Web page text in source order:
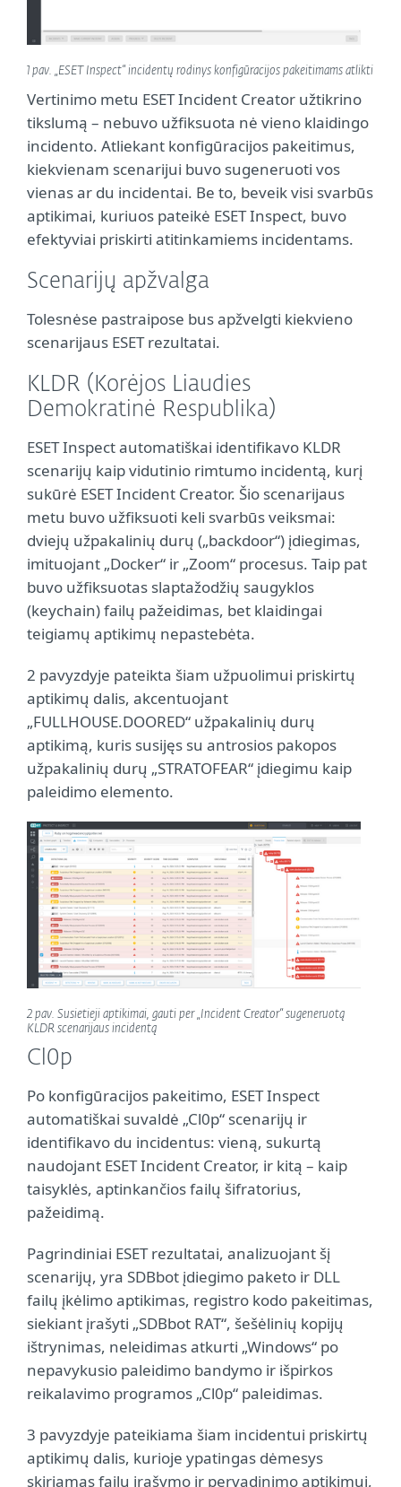
1 pav. „ESET Inspect“ incidentų rodinys konfigūracijos pakeitimams atlikti
Vertinimo metu ESET Incident Creator užtikrino
tikslumą – nebuvo užfiksuota nė vieno klaidingo
incidento. Atliekant konfigūracijos pakeitimus,
kiekvienam scenarijui buvo sugeneruoti vos
vienas ar du incidentai. Be to, beveik visi svarbūs
aptikimai, kuriuos pateikė ESET Inspect, buvo
efektyviai priskirti atitinkamiems incidentams.
Scenarijų apžvalga
Tolesnėse pastraipose bus apžvelgti kiekvieno
scenarijaus ESET rezultatai.
KLDR (Korėjos Liaudies
Demokratinė Respublika)
ESET Inspect automatiškai identifikavo KLDR
scenarijų kaip vidutinio rimtumo incidentą, kurį
sukūrė ESET Incident Creator. Šio scenarijaus
metu buvo užfiksuoti keli svarbūs veiksmai:
dviejų užpakalinių durų („backdoor“) įdiegimas,
imituojant „Docker“ ir „Zoom“ procesus. Taip pat
buvo užfiksuotas slaptažodžių saugyklos
(keychain) failų pažeidimas, bet klaidingai
teigiamų aptikimų nepastebėta.
2 pavyzdyje pateikta šiam užpuolimui priskirtų
aptikimų dalis, akcentuojant
„FULLHOUSE.DOORED“ užpakalinių durų
aptikimą, kuris susijęs su antrosios pakopos
užpakalinių durų „STRATOFEAR“ įdiegimu kaip
paleidimo elemento.
2 pav. Susietieji aptikimai, gauti per „Incident Creator“ sugeneruotą
KLDR scenarijaus incidentą
Cl0p
Po konfigūracijos pakeitimo, ESET Inspect
automatiškai suvaldė „Cl0p“ scenarijų ir
identifikavo du incidentus: vieną, sukurtą
naudojant ESET Incident Creator, ir kitą – kaip
taisyklės, aptinkančios failų šifratorius,
pažeidimą.
Pagrindiniai ESET rezultatai, analizuojant šį
scenarijų, yra SDBbot įdiegimo paketo ir DLL
failų įkėlimo aptikimas, registro kodo pakeitimas,
siekiant įrašyti „SDBbot RAT“, šešėlinių kopijų
ištrynimas, neleidimas atkurti „Windows“ po
nepavykusio paleidimo bandymo ir išpirkos
reikalavimo programos „Cl0p“ paleidimas.
3 pavyzdyje pateikiama šiam incidentui priskirtų
aptikimų dalis, kurioje ypatingas dėmesys
skiriamas failų įrašymo ir pervadinimo aptikimui,